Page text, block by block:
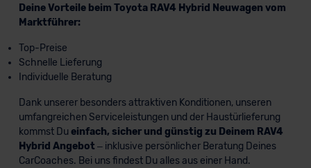
Deine Vorteile beim Toyota RAV4 Hybrid Neuwagen vom
Marktführer:
Top-Preise
Schnelle Lieferung
Individuelle Beratung
Dank unserer besonders attraktiven Konditionen, unseren
umfangreichen Serviceleistungen und der Haustürlieferung
kommst Du einfach, sicher und günstig zu Deinem RAV4
Hybrid Angebot – inklusive persönlicher Beratung Deines
CarCoaches. Bei uns findest Du alles aus einer Hand.